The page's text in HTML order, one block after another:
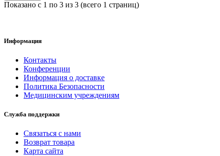
Показано с 1 по 3 из 3 (всего 1 страниц)
Информация
Контакты
Конференции
Информация о доставке
Политика Безопасности
Медицинским учреждениям
Служба поддержки
Связаться с нами
Возврат товара
Карта сайта